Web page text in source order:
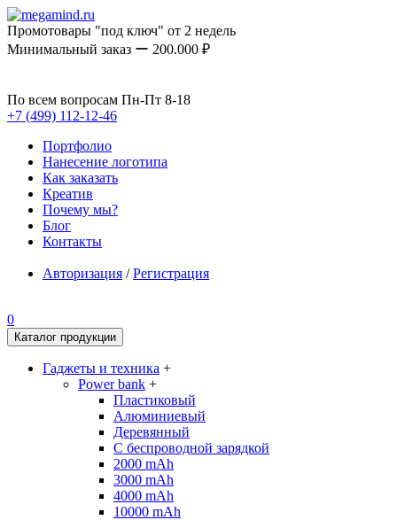
Промотовары "под ключ" от 2 недель
Минимальный заказ ー 200.000 ₽
По всем вопросам Пн-Пт 8-18
+7 (499) 112-12-46
Портфолио
Нанесение логотипа
Как заказать
Креатив
Почему мы?
Блог
Контакты
Авторизация /Регистрация
0
Каталог продукции
Гаджеты и техника +
Power bank +
Пластиковый
Алюминиевый
Деревянный
С беспроводной зарядкой
2000 mAh
3000 mAh
4000 mAh
10000 mAh